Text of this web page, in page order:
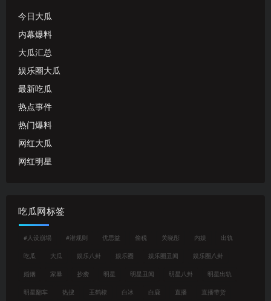
今日大瓜
内幕爆料
大瓜汇总
娱乐圈大瓜
最新吃瓜
热点事件
热门爆料
网红大瓜
网红明星
吃瓜网标签
#人设崩塌 #潜规则 优思益 偷税 关晓彤 内娱 出轨
吃瓜 大瓜 娱乐八卦 娱乐圈 娱乐圈丑闻 娱乐圈八卦
婚姻 家暴 抄袭 明星 明星丑闻 明星八卦 明星出轨
明星翻车 热搜 王鹤棣 白冰 白鹿 直播 直播带货